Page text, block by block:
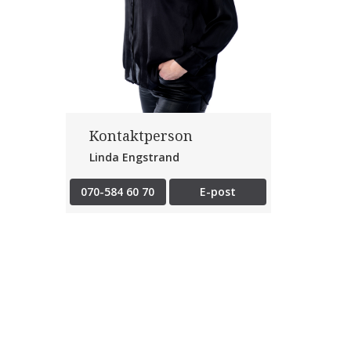
Kontaktperson
Linda Engstrand
070-584 60 70 E-post